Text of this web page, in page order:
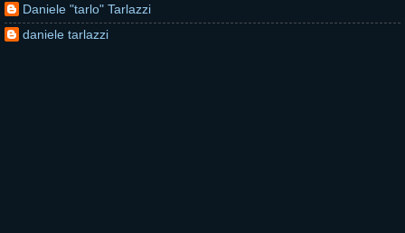
Daniele "tarlo" Tarlazzi
daniele tarlazzi